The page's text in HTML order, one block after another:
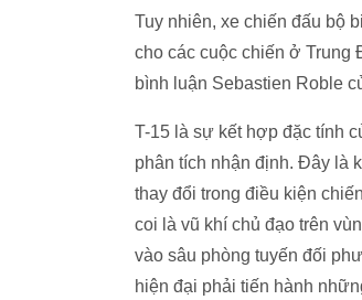
Tuy nhiên, xe chiến đấu bộ
cho các cuộc chiến ở
bình luận Sebastien Roble
T-15 là sự kết hợp đặc tính
phân tích nhận định. Đây là
thay đổi trong điều kiện
coi là vũ khí chủ đạo trên
vào sâu phòng tuyến đối
hiện đại phải tiến hành